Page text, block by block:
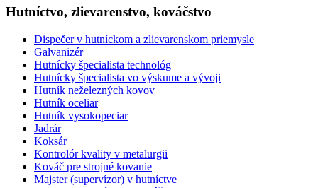
Hutníctvo, zlievarenstvo, kováčstvo
Dispečer v hutníckom a zlievarenskom priemysle
Galvanizér
Hutnícky špecialista technológ
Hutnícky špecialista vo výskume a vývoji
Hutník neželezných kovov
Hutník oceliar
Hutník vysokopeciar
Jadrár
Koksár
Kontrolór kvality v metalurgii
Kováč pre strojné kovanie
Majster (supervízor) v hutníctve